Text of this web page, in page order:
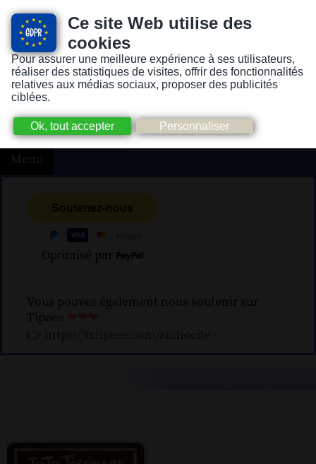
Ce site Web utilise des
cookies
Pour assurer une meilleure expérience à ses utilisateurs,
réaliser des statistiques de visites, offrir des fonctionnalités
relatives aux médias sociaux, proposer des publicités
ciblées.
Version pour personnes mal-voyantes ou non-voyantes
Menu
Optimisé par
Vous pouvez également nous soutenir sur
Tipeee
👉
-